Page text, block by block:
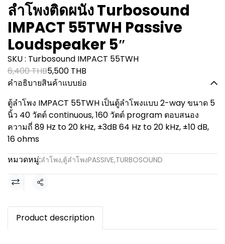
ลำโพงติดผนัง Turbosound
IMPACT 55TWH Passive
Loudspeaker 5″
SKU : Turbosound IMPACT 55TWH
6,400 THB5,500 THB
คำอธิบายสินค้าแบบย่อ
ตู้ลำโพง IMPACT 55TWH เป็นตู้ลำโพงแบบ 2-way ขนาด 5
นิ้ว 40 วัตต์ continuous, 160 วัตต์ program ตอบสนอง
ความถี่ 89 Hz to 20 kHz, ±3dB 64 Hz to 20 kHz, ±10 dB,
16 ohms
หมวดหมู่:ลำโพง,ตู้ลำโพงPASSIVE,TURBOSOUND
แชร์
Product description